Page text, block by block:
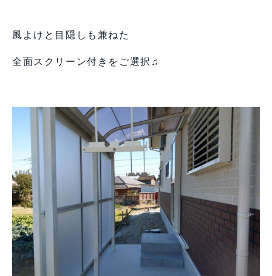
風よけと目隠しも兼ねた
全面スクリーン付きをご選択♫